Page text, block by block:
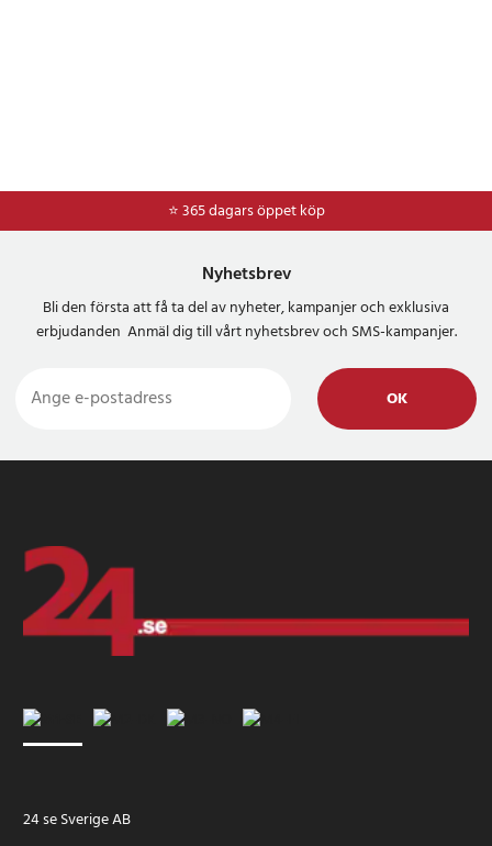
⭐ 365 dagars öppet köp
⭐Frakt 49kr *
Nyhetsbrev
Bli den första att få ta del av nyheter, kampanjer och exklusiva
erbjudanden Anmäl dig till vårt nyhetsbrev och SMS-kampanjer.
OK
24 se Sverige AB